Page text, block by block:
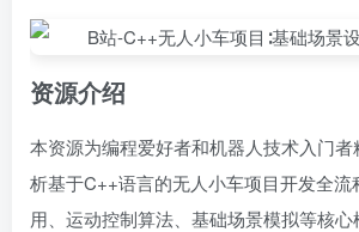
资源介绍
本资源为编程爱好者和机器人技术入门
析基于C++语言的无人小车项目开发全流
用、运动控制算法、基础场景模拟等核